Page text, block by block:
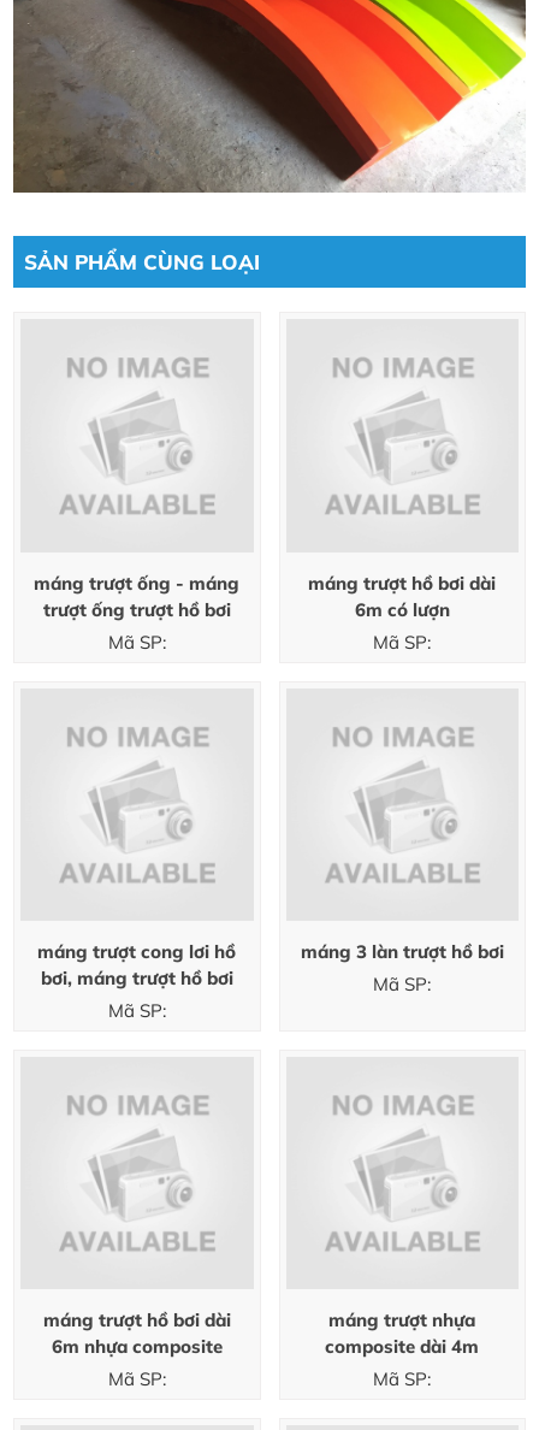
SẢN PHẨM CÙNG LOẠI
máng trượt ống - máng
trượt ống trượt hồ bơi
Mã SP:
máng trượt hồ bơi dài
6m có lượn
Mã SP:
máng trượt cong lơi hồ
bơi, máng trượt hồ bơi
Mã SP:
máng 3 làn trượt hồ bơi
Mã SP:
máng trượt hồ bơi dài
6m nhựa composite
Mã SP:
máng trượt nhựa
composite dài 4m
Mã SP: